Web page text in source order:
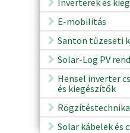
E-mobilitás
Santon tűzeseti
Solar-Log PV
Hensel inverter
és kiegészítők
Rögzítéstechnika
Solar kábelek és